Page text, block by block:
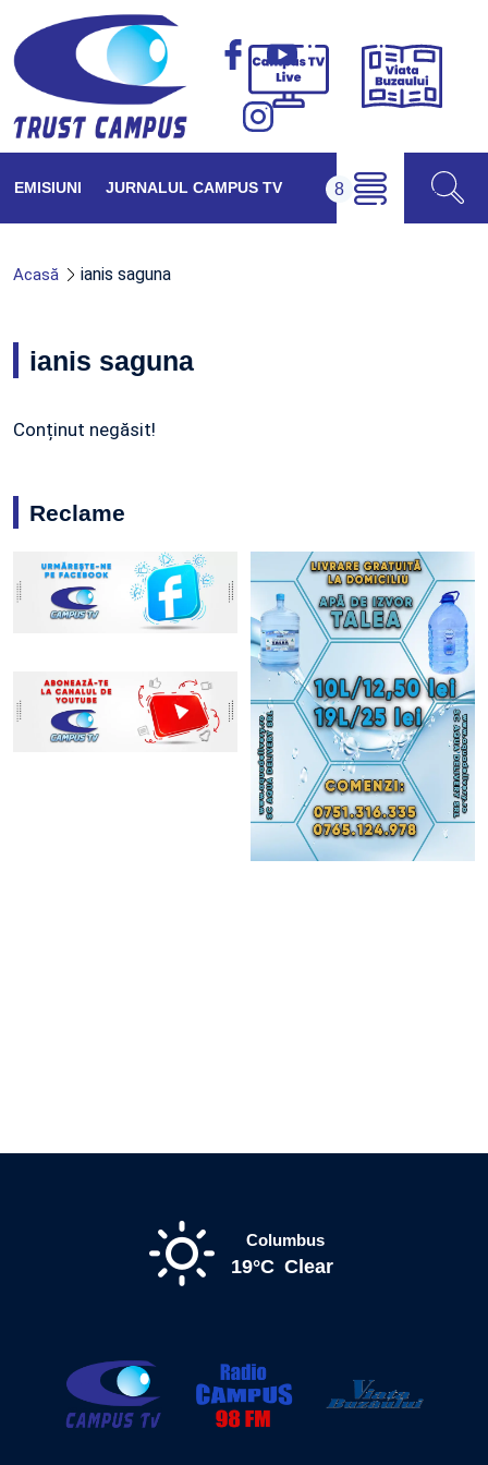
Campus
Viața
EMISIUNI JURNALUL CAMPUS TV
Acasă ianis saguna
ianis saguna
Conținut negăsit!
Reclame
Columbus
19°C Clear